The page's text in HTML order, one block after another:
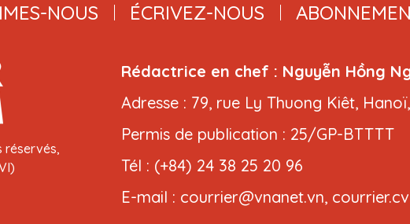
NOUS ÉCRIVEZ-NOUS
réservés,
Rédactrice en chef : Nguyễn Hồng
Adresse : 79, rue Ly Thuong Kiêt,
Permis de publication : 25/GP-BTTTT
Tél : (+84) 24 38 25 20 96
E-mail : courrier@vnanet.vn,